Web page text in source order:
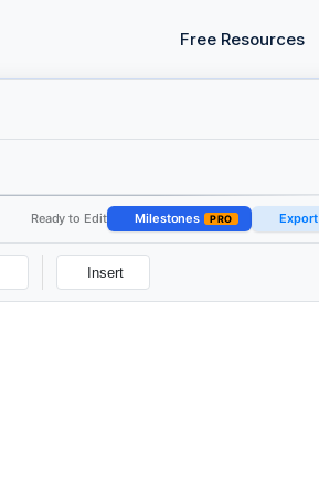
Free Resources
Ready to Edit Milestones PRO Export
Insert